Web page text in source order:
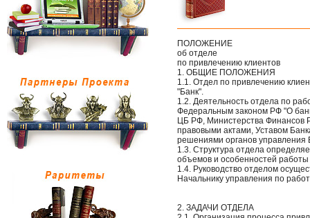
ПОЛОЖЕНИЕ
об отделе
по привлечению клиентов
1. ОБЩИЕ ПОЛОЖЕНИЯ
1.1. Отдел по привлечению
"Банк".
1.2. Деятельность отдела по
Федеральным законом РФ "О
ЦБ РФ, Министерства Финансов
правовыми актами, Уставом
решениями органов управления
1.3. Структура отдела
объемов и особенностей
1.4. Руководство отделом
Начальнику управления по
2. ЗАДАЧИ ОТДЕЛА